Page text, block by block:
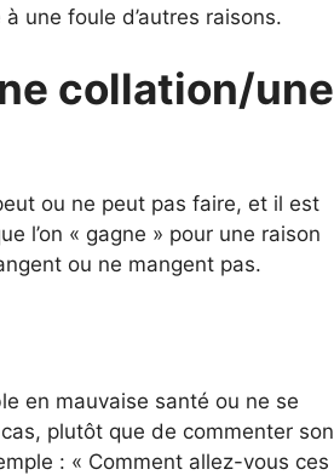
une foule d’autres raisons.
collation/une
ou ne peut pas faire, et il est
l’on « gagne » pour une raison
ou ne mangent pas.
en mauvaise santé ou ne se
plutôt que de commenter son
: « Comment allez-vous ces